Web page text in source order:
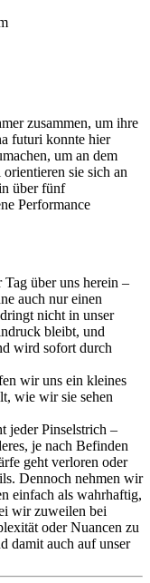
zusammen, um ihre
futuri konnte hier
um an dem
sie sich an
über fünf
Performance
über uns herein –
auch nur einen
nicht in unser
bleibt, und
wird sofort durch
wir uns ein kleines
wie wir sie sehen
jeder Pinselstrich –
je nach Befinden
geht verloren oder
Dennoch nehmen wir
einfach als wahrhaftig,
wir zuweilen bei
oder Nuancen zu
damit auch auf unser